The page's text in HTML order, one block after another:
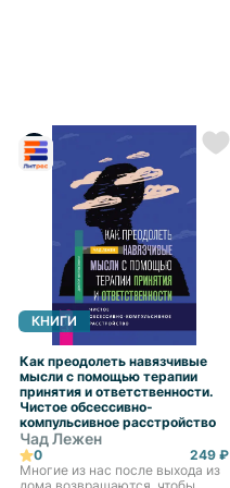
КНИГИ
Как преодолеть навязчивые
мысли с помощью терапии
принятия и ответственности.
Чистое обсессивно-
компульсивное расстройство
Чад Лежен
0
249 ₽
Многие из нас после выхода из